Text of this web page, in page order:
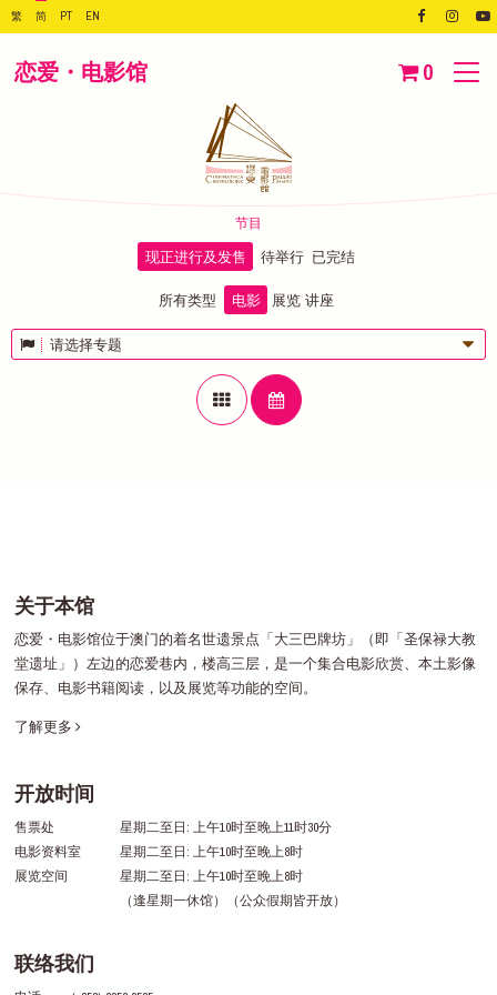
繁 简 PT EN
恋爱・电影馆 0
节目
现正进行及发售 待举行 已完结
所有类型 电影 展览 讲座
请选择专题
关于本馆
恋爱・电影馆位于澳门的着名世遗景点「大三巴牌坊」（即「圣保禄大教
堂遗址」）左边的恋爱巷内，楼高三层，是一个集合电影欣赏、本土影像
保存、电影书籍阅读，以及展览等功能的空间。
了解更多
开放时间
售票处
星期二至日: 上午10时至晚上11时30分
电影资料室
星期二至日: 上午10时至晚上8时
展览空间
星期二至日: 上午10时至晚上8时
（逢星期一休馆）（公众假期皆开放）
联络我们